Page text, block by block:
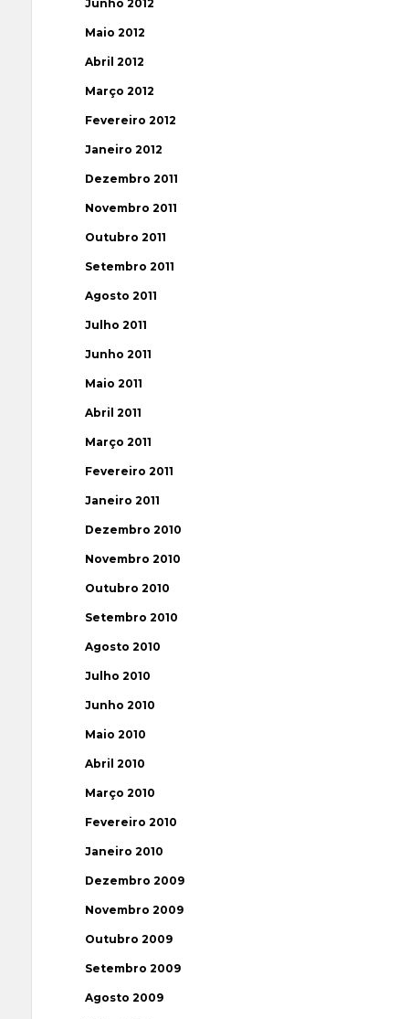
Junho 2012
Maio 2012
Abril 2012
Março 2012
Fevereiro 2012
Janeiro 2012
Dezembro 2011
Novembro 2011
Outubro 2011
Setembro 2011
Agosto 2011
Julho 2011
Junho 2011
Maio 2011
Abril 2011
Março 2011
Fevereiro 2011
Janeiro 2011
Dezembro 2010
Novembro 2010
Outubro 2010
Setembro 2010
Agosto 2010
Julho 2010
Junho 2010
Maio 2010
Abril 2010
Março 2010
Fevereiro 2010
Janeiro 2010
Dezembro 2009
Novembro 2009
Outubro 2009
Setembro 2009
Agosto 2009